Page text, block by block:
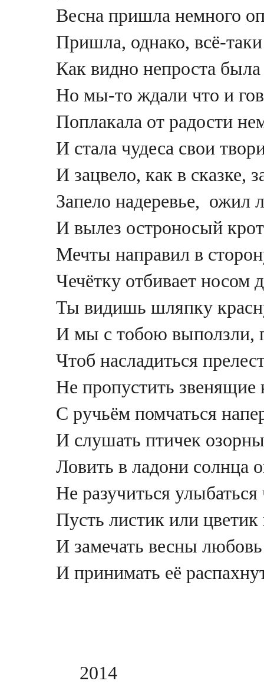
Весна пришла немного
Пришла, однако, всё-
Как видно непроста была
Но мы-то ждали что и
Поплакала от радости
И стала чудеса свои
И зацвело, как в сказке,
Запело надеревье, ожил
И вылез остроносый
Мечты направил в
Чечётку отбивает носом
Ты видишь шляпку
И мы с тобою выползли,
Чтоб насладиться
Не пропустить звенящие
С ручьём помчаться
И слушать птичек
Ловить в ладони солнца
Не разучиться улыбаться
Пусть листик или
И замечать весны
И принимать её
2014